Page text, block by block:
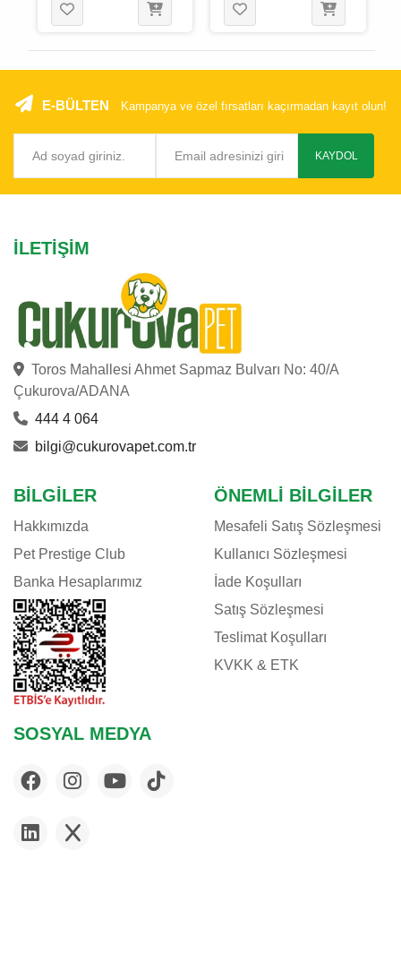
E-BÜLTEN Kampanya ve özel fırsatları kaçırmadan kayıt olun!
KAYDOL
İLETIŞIM
Toros Mahallesi Ahmet Sapmaz Bulvarı No: 40/A
Çukurova/ADANA
444 4 064
bilgi@cukurovapet.com.tr
BILGILER
Hakkımızda
Pet Prestige Club
Banka Hesaplarımız
ÖNEMLI BILGILER
Mesafeli Satış Sözleşmesi
Kullanıcı Sözleşmesi
İade Koşulları
Satış Sözleşmesi
Teslimat Koşulları
KVKK & ETK
SOSYAL MEDYA